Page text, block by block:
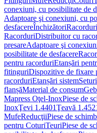
conexiuni, cu posibilitate de
Adaptoare şi conexiuni, cu
desfacereÎnchizătoriRacorduri
RacorduriDistribuitor cu
presareAdaptoare şi
posibilitate de desfacere
pentru racorduriEtanșări
fitinguriDispozitive de fixare
racorduriEtanșări sistem
flanșăMaterial de consum
Mapress Oţel-InoxPiese de
InoxŢevi 1.4401Ţeavă
MufeReducţiiPiese de
pentru CoturiTeuriPiese de